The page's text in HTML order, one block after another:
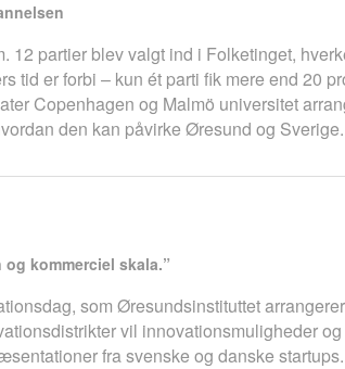
partier blev valgt ind i Folketinget,
er forbi – kun ét parti fik mere end 20
Copenhagen og Malmö universitet
den kan påvirke Øresund og Sverige.
kommerciel skala.”
som Øresundsinstituttet
vil innovationsmuligheder
fra svenske og danske